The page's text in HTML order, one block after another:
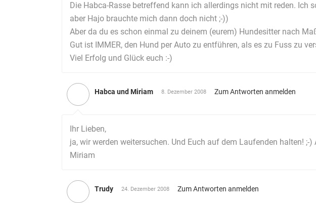
Die Habca-Rasse betreffend kann ich allerdings nicht mit reden. Ich
aber Hajo brauchte mich dann doch nicht ;-))
Aber da du es schon einmal zu deinem (eurem) Hundesitter nach
Gut ist IMMER, den Hund per Auto zu entführen, als es zu Fuss zu
Viel Erfolg und Glück euch :-)
Habca und Miriam 8. Dezember 2008 Zum Antworten anmelden
Ihr Lieben,
ja, wir werden weitersuchen. Und Euch auf dem Laufenden halten!
Miriam
Trudy 24. Dezember 2008 Zum Antworten anmelden